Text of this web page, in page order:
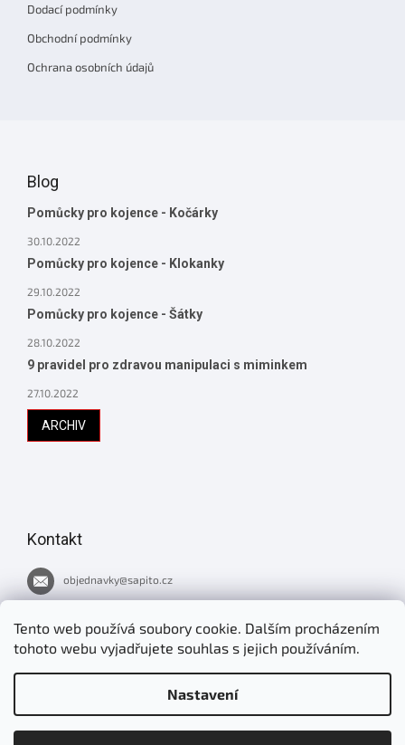
Tento web používá soubory cookie. Dalším procházením
tohoto webu vyjadřujete souhlas s jejich používáním.
Nastavení
Dodací podmínky
Obchodní podmínky
Ochrana osobních údajů
Blog
Pomůcky pro kojence - Kočárky
30.10.2022
Pomůcky pro kojence - Klokanky
29.10.2022
Pomůcky pro kojence - Šátky
28.10.2022
9 pravidel pro zdravou manipulaci s miminkem
27.10.2022
ARCHIV
Kontakt
objednavky@sapito.cz
Novinky v Šapitu